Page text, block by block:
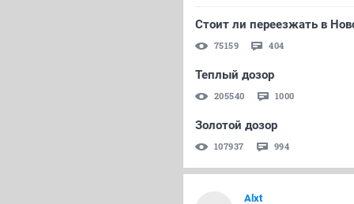
Стоит ли переезжать в
75159 404
Теплый дозор
205540 1000
Золотой дозор
107937 994
Alxt